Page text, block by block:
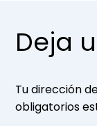
Deja
Tu dirección
obligatorios